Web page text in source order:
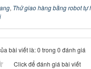
, Thử giao hàng bằng robot tự
bài viết là: 0 trong 0 đánh giá
Click để đánh giá bài viết